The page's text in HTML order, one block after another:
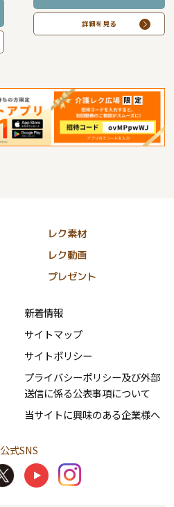
詳細を見る
レク素材
レク動画
プレゼント
新着情報
サイトマップ
サイトポリシー
プライバシーポリシー及び外部
送信に係る公表事項について
当サイトに興味のある企業様へ
公式SNS